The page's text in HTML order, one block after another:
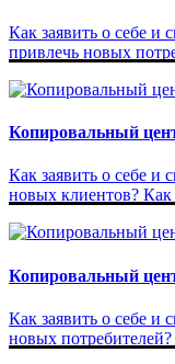
Как заявить о себе и
привлечь новых
Копировальный
Как заявить о себе и
новых клиентов?
Копировальный
Как заявить о себе и
новых